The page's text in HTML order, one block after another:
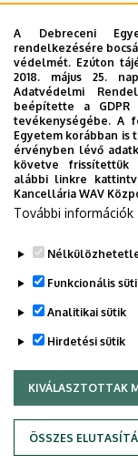
Magyar Museum
Orpheus
Legutóbbi frissítés:
Adatvédelem
A Debreceni
rendelkezésére
védelmét. Ezúton
2018. május 25.
Adatvédelmi
beépítette a GDPR
tevékenységébe. A
Egyetem korábban
érvényben lévő
követve frissítettük
alábbi linkre
Kancellária WAV
További információk
Funkcionális
Analitikai sütik
Hirdetési sütik
KIVÁLASZTOTTAK
ÖSSZES
WITHDRAW